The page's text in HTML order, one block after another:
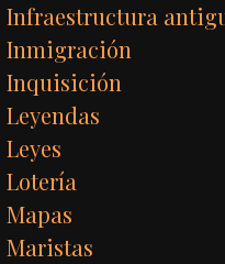
Infraestructura
Inmigración
Inquisición
Leyendas
Leyes
Lotería
Mapas
Maristas